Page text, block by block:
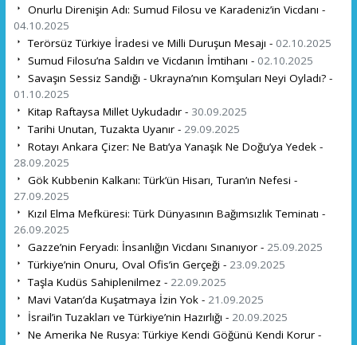
Onurlu Direnişin Adı: Sumud Filosu ve Karadeniz’in Vicdanı -
04.10.2025
Terörsüz Türkiye İradesi ve Milli Duruşun Mesajı - 02.10.2025
Sumud Filosu’na Saldırı ve Vicdanın İmtihanı - 02.10.2025
Savaşın Sessiz Sandığı - Ukrayna’nın Komşuları Neyi Oyladı? -
01.10.2025
Kitap Raftaysa Millet Uykudadır - 30.09.2025
Tarihi Unutan, Tuzakta Uyanır - 29.09.2025
Rotayı Ankara Çizer: Ne Batı’ya Yanaşık Ne Doğu’ya Yedek -
28.09.2025
Gök Kubbenin Kalkanı: Türk’ün Hisarı, Turan’ın Nefesi -
27.09.2025
Kızıl Elma Mefküresi: Türk Dünyasının Bağımsızlık Teminatı -
26.09.2025
Gazze’nin Feryadı: İnsanlığın Vicdanı Sınanıyor - 25.09.2025
Türkiye’nin Onuru, Oval Ofis’in Gerçeği - 23.09.2025
Taşla Kudüs Sahiplenilmez - 22.09.2025
Mavi Vatan’da Kuşatmaya İzin Yok - 21.09.2025
İsrail’in Tuzakları ve Türkiye’nin Hazırlığı - 20.09.2025
Ne Amerika Ne Rusya: Türkiye Kendi Göğünü Kendi Korur -